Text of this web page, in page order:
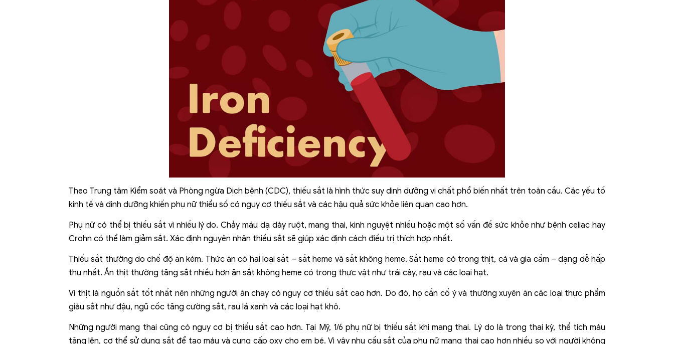
Theo Trung tâm Kiểm soát và Phòng ngừa Dịch bệnh (CDC), thiếu sắt là hình thức suy dinh dưỡng vi chất phổ biến nhất trên toàn cầu. Các yếu tố
kinh tế và dinh dưỡng khiến phụ nữ thiểu số có nguy cơ thiếu sắt và các hậu quả sức khỏe liên quan cao hơn.
Phụ nữ có thể bị thiếu sắt vì nhiều lý do. Chảy máu dạ dày ruột, mang thai, kinh nguyệt nhiều hoặc một số vấn đề sức khỏe như bệnh celiac hay
Crohn có thể làm giảm sắt. Xác định nguyên nhân thiếu sắt sẽ giúp xác định cách điều trị thích hợp nhất.
Thiếu sắt thường do chế độ ăn kém. Thức ăn có hai loại sắt – sắt heme và sắt không heme. Sắt heme có trong thịt, cá và gia cầm – dạng dễ hấp
thu nhất. Ăn thịt thường tăng sắt nhiều hơn ăn sắt không heme có trong thực vật như trái cây, rau và các loại hạt.
Vì thịt là nguồn sắt tốt nhất nên những người ăn chay có nguy cơ thiếu sắt cao hơn. Do đó, họ cần cố ý và thường xuyên ăn các loại thực phẩm
giàu sắt như đậu, ngũ cốc tăng cường sắt, rau lá xanh và các loại hạt khô.
Những người mang thai cũng có nguy cơ bị thiếu sắt cao hơn. Tại Mỹ, 1/6 phụ nữ bị thiếu sắt khi mang thai. Lý do là trong thai kỳ, thể tích máu
tăng lên, cơ thể sử dụng sắt để tạo máu và cung cấp oxy cho em bé. Vì vậy nhu cầu sắt của phụ nữ mang thai cao hơn nhiều so với người không